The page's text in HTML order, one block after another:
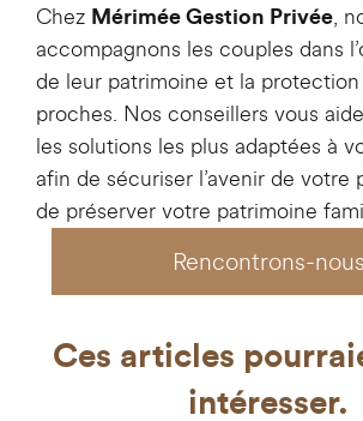
Chez Mérimée Gestion Privée,
accompagnons les couples dans
de leur patrimoine et la
proches. Nos conseillers vous
les solutions les plus adaptées à
afin de sécuriser l’avenir de votre
de préserver votre patrimoine
Rencontrons-nous
Ces articles
intéresser.